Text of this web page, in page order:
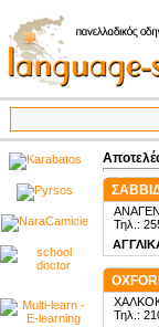
Τηλ.:
Τηλ.: